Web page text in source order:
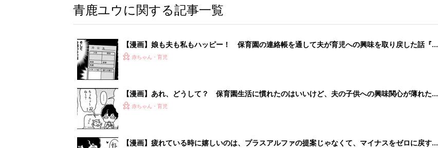
青鹿ユウに関する記事一覧
【漫画】娘も夫も私もハッピー！ 保育園の連絡帳を通して夫が育児への興味を取り戻した話『ふ
うふう子育て ＃92』
赤ちゃん・育児
【漫画】あれ、どうして？ 保育園生活に慣れたのはいいけど、夫の子供への興味関心が薄れた気
がする……！『ふうふう子育て ＃91』
赤ちゃん・育児
【漫画】疲れている時に嬉しいのは、プラスアルファの提案じゃなくて、マイナスをゼロに戻す手